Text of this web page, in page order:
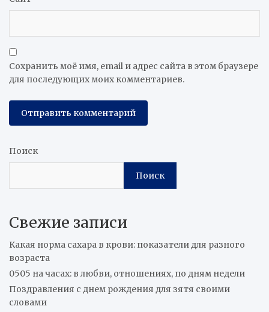
Сохранить моё имя, email и адрес сайта в этом браузере
для последующих моих комментариев.
Поиск
Поиск
Свежие записи
Какая норма сахара в крови: показатели для разного
возраста
0505 на часах: в любви, отношениях, по дням недели
Поздравления с днем рождения для зятя своими
словами